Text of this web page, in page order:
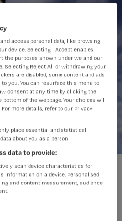
dan terug, maar
bij een jaar
access personal data, like browsing
device. Selecting I Accept enables
the purposes shown under we and our
Selecting Reject All or withdrawing your
are disabled, some content and ads
you. You can resurface this menu to
consent at any time by clicking the
bottom of the webpage. Your choices will
more details, refer to our Privacy
place essential and statistical
about you as a person
data to provide:
scan device characteristics for
information on a device. Personalised
and content measurement, audience